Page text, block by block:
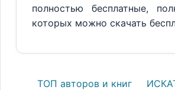
полностью бесплатные,
которых можно скачать
ТОП авторов и книг